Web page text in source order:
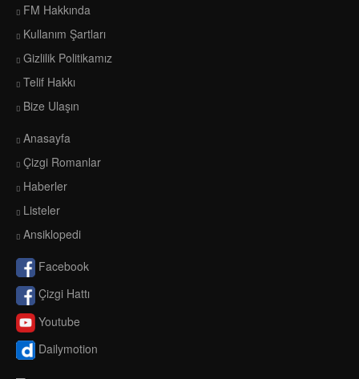
FM Hakkında
Kullanım Şartları
Gizlilik Politikamız
Telif Hakkı
Bize Ulaşın
Anasayfa
Çizgi Romanlar
Haberler
Listeler
Ansiklopedi
Facebook
Çizgi Hattı
Youtube
Dailymotion